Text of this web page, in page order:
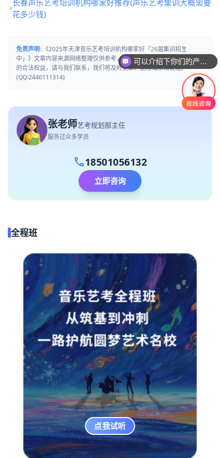
长春声乐艺考培训机构哪家好推荐(声乐艺考集训大概需要
花多少钱)
免责声明: 《2025年天津音乐艺考培训机构哪家好「26届集训招生
中」》文章内容来源网络整理仅供参考，若有来源标注错误或侵犯了您
的合法权益，请与我们联系，我们将及时更正、删除或依法处理。
(QQ:2446111314)
张老师艺考规划部主任
服务过众多学员
call18501056132
立即咨询
全程班
点我试听
你们是怎么收费的呢